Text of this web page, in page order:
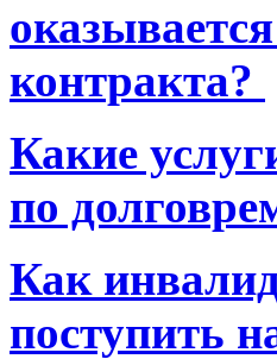
контракта?
Какие
по
Как
поступить